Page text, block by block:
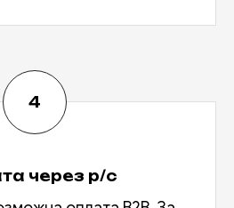
через р/с